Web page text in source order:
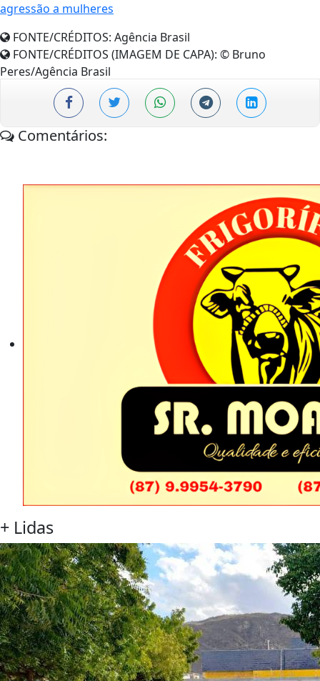
agressão a mulheres
FONTE/CRÉDITOS: Agência Brasil
FONTE/CRÉDITOS (IMAGEM DE CAPA): © Bruno
Peres/Agência Brasil
Comentários:
+ Lidas